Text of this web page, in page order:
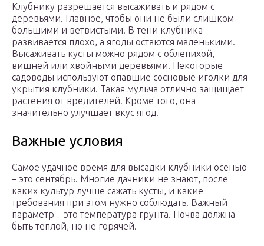
Клубнику разрешается высаживать и рядом с
деревьями. Главное, чтобы они не были слишком
большими и ветвистыми. В тени клубника
развивается плохо, а ягоды остаются маленькими.
Высаживать кусты можно рядом с облепихой,
вишней или хвойными деревьями. Некоторые
садоводы используют опавшие сосновые иголки для
укрытия клубники. Такая мульча отлично защищает
растения от вредителей. Кроме того, она
значительно улучшает вкус ягод.
Важные условия
Самое удачное время для высадки клубники осенью
– это сентябрь. Многие дачники не знают, после
каких культур лучше сажать кусты, и какие
требования при этом нужно соблюдать. Важный
параметр – это температура грунта. Почва должна
быть теплой, но не горячей.